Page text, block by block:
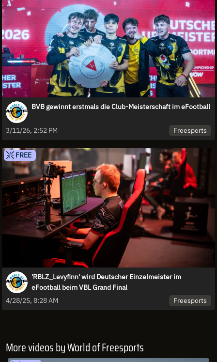
BVB gewinnt erstmals die Club-Meisterschaft im eFootball
3/11/26, 2:52 PM Freesports
FREE
'RBLZ_Levyfinn' wird Deutscher Einzelmeister im
eFootball beim VBL Grand Final
4/28/25, 8:28 AM
Freesports
More videos by World of Freesports